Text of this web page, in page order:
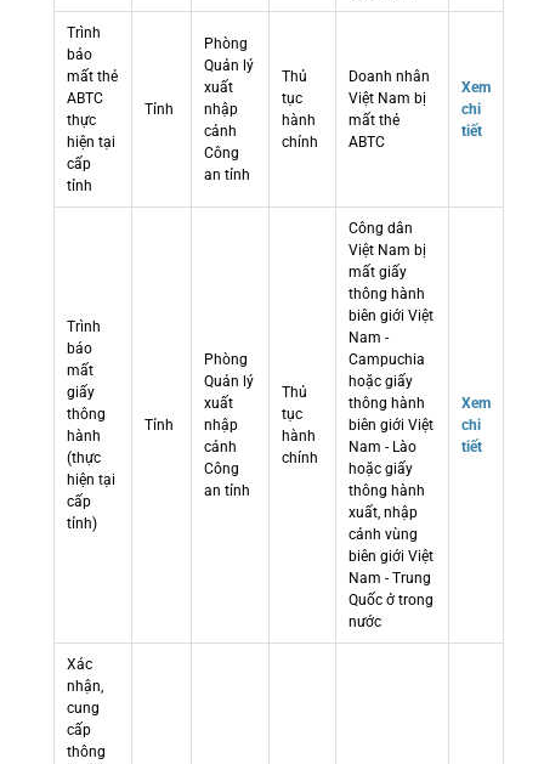
Trình
báo
mất thẻ
ABTC
thực
hiện tại
cấp
tỉnh
Tỉnh
Phòng
Quản lý
xuất
nhập
cảnh
Công
an tỉnh
Thủ
tục
hành
chính
Doanh nhân
Việt Nam bị
mất thẻ
ABTC
Xem
chi
tiết
Trình
báo
mất
giấy
thông
hành
(thực
hiện tại
cấp
tỉnh)
Tỉnh
Phòng
Quản lý
xuất
nhập
cảnh
Công
an tỉnh
Thủ
tục
hành
chính
Công dân
Việt Nam bị
mất giấy
thông hành
biên giới Việt
Nam -
Campuchia
hoặc giấy
thông hành
biên giới Việt
Nam - Lào
hoặc giấy
thông hành
xuất, nhập
cảnh vùng
biên giới Việt
Nam - Trung
Quốc ở trong
nước
Xem
chi
tiết
Xác
nhận,
cung
cấp
thông